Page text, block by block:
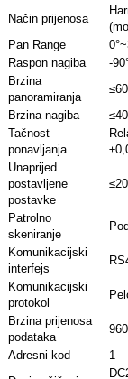
Način prijenosa
Pan Range
Raspon nagiba
-
Brzina
panoramiranja
Brzina nagiba
Tačnost
ponavljanja
Unaprijed
postavljene
postavke
Patrolno
skeniranje
Komunikacijski
interfejs
Komunikacijski
protokol
Brzina prijenosa
podataka
Adresni kod
1